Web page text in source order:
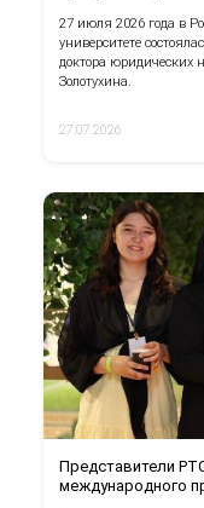
27 июля 2026 года в
университете
доктора юридических
Золотухина.
27.07.2026
Представители
международного